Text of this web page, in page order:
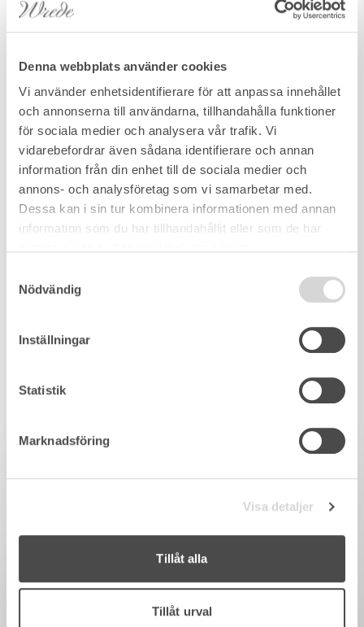
Denna webbplats använder cookies
Vi använder enhetsidentifierare för att anpassa innehållet
och annonserna till användarna, tillhandahålla funktioner
för sociala medier och analysera vår trafik. Vi
vidarebefordrar även sådana identifierare och annan
information från din enhet till de sociala medier och
annons- och analysföretag som vi samarbetar med.
Dessa kan i sin tur kombinera informationen med annan
information som du har tillhandahållit eller som de har
Nödvändig
Inställningar
Statistik
Marknadsföring
Visa detaljer
Tillåt alla
Tillåt urval